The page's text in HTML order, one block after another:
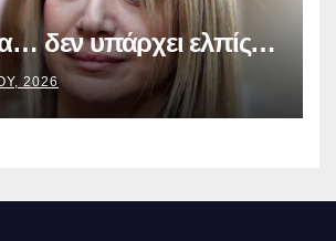
δεν υπάρχει ελπίς…
2026